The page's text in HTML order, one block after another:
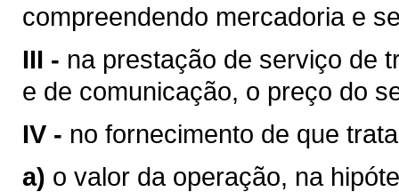
compreendendo mercadoria e
III - na prestação de serviço de
e de comunicação, o preço do
IV - no fornecimento de que
a) o valor da operação, na